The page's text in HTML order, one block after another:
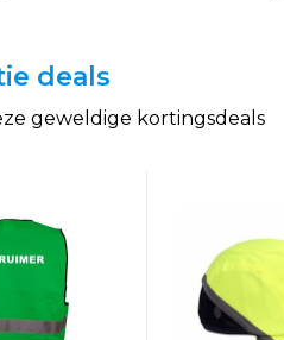
deals
geweldige kortingsdeals